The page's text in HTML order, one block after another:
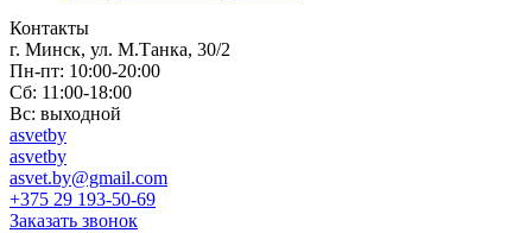
Контакты
г. Минск, ул. М.Танка, 30/2
Пн-пт: 10:00-20:00
Сб: 11:00-18:00
Вс: выходной
asvetby
asvetby
asvet.by@gmail.com
+375 29 193-50-69
Заказать звонок